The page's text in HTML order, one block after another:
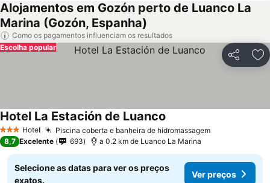
Alojamentos em Gozón perto de Luanco La
Marina (Gozón, Espanha)
Como os pagamentos influenciam os resultados
Partilhar
Escolha popular
3 EstrelasHotel Piscina coberta e banheira de hidromassagemVer preços
Hotel La Estación de Luanco
8,7 Excelente 693 a 0.2 km de Luanco La Marina
Selecione as datas para ver os preços
exatos.
Ver preços